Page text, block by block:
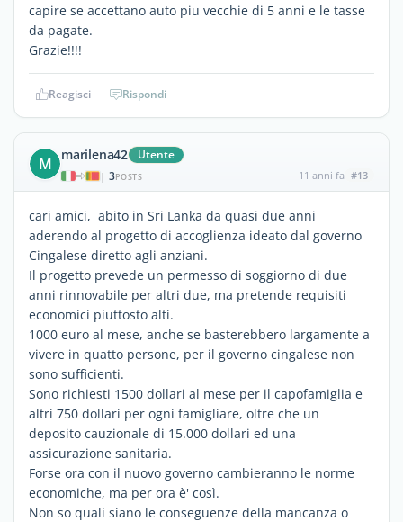
capire se accettano auto piu vecchie di 5 anni e le tasse
da pagate.
Grazie!!!!
Reagisci Rispondi
M marilena42 Utente
| 3POSTS 11 anni fa #13
cari amici, abito in Sri Lanka da quasi due anni
aderendo al progetto di accoglienza ideato dal governo
Cingalese diretto agli anziani.
Il progetto prevede un permesso di soggiorno di due
anni rinnovabile per altri due, ma pretende requisiti
economici piuttosto alti.
1000 euro al mese, anche se basterebbero largamente a
vivere in quatto persone, per il governo cingalese non
sono sufficienti.
Sono richiesti 1500 dollari al mese per il capofamiglia e
altri 750 dollari per ogni famigliare, oltre che un
deposito cauzionale di 15.000 dollari ed una
assicurazione sanitaria.
Forse ora con il nuovo governo cambieranno le norme
economiche, ma per ora è' così.
Non so quali siano le conseguenze della mancanza o